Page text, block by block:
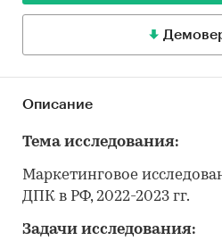
Описание
Тема исследования:
Маркетинговое
ДПК в РФ, 2022-2023 гг.
Задачи исследования: